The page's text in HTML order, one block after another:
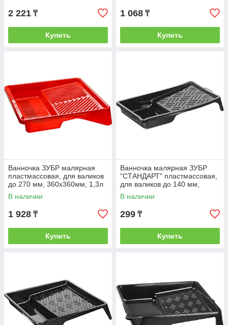
2 221 ₸
Купить
1 068 ₸
Купить
Ванночка ЗУБР малярная
пластмассовая, для валиков
до 270 мм, 360х360мм, 1,3л
В наличии
1 928 ₸
Купить
Ванночка малярная ЗУБР
"СТАНДАРТ" пластмассовая,
для валиков до 140 мм,
290х150мм, 0,15 л
В наличии
299 ₸
Купить